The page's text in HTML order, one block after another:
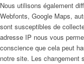
Nous utilisons également
Webfonts, Google Maps,
sont susceptibles de
adresse IP nous vous
conscience que cela peut
notre site. Les changement